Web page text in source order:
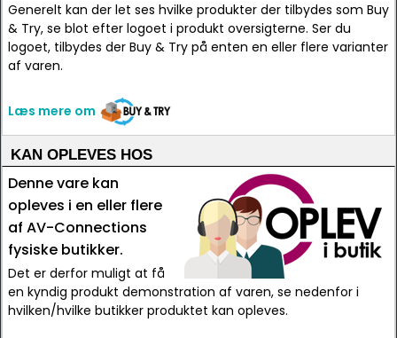
Generelt kan der let ses hvilke produkter der tilbydes som Buy
& Try, se blot efter logoet i produkt oversigterne. Ser du
logoet, tilbydes der Buy & Try på enten en eller flere varianter
af varen.
Læs mere om
KAN OPLEVES HOS
Denne vare kan
opleves i en eller flere
af AV-Connections
fysiske butikker.
Det er derfor muligt at få
en kyndig produkt demonstration af varen, se nedenfor i
hvilken/hvilke butikker produktet kan opleves.